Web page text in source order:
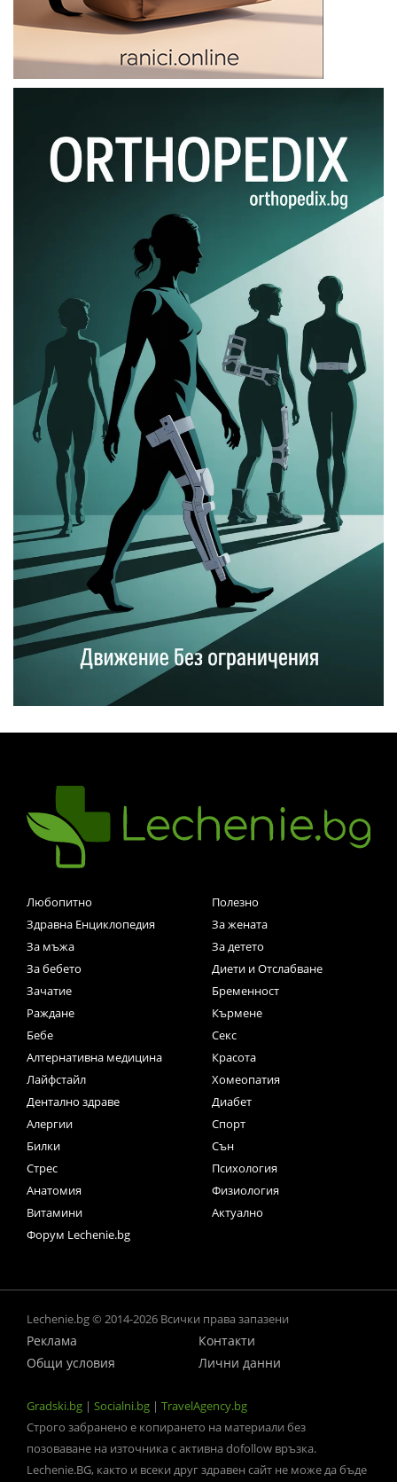
Любопитно
Полезно
Здравна Енциклопедия
За жената
За мъжа
За детето
За бебето
Диети и Отслабване
Зачатие
Бременност
Раждане
Кърмене
Бебе
Секс
Алтернативна медицина
Красота
Лайфстайл
Хомеопатия
Дентално здраве
Диабет
Алергии
Спорт
Билки
Сън
Стрес
Психология
Анатомия
Физиология
Витамини
Актуално
Форум Lechenie.bg
Lechenie.bg © 2014-2026 Всички права запазени
Реклама
Контакти
Общи условия
Лични данни
Gradski.bg | Socialni.bg | TravelAgency.bg
Строго забранено е копирането на материали без
позоваване на източника с активна dofollow връзка.
Lechenie.BG, както и всеки друг здравен сайт не може да бъде